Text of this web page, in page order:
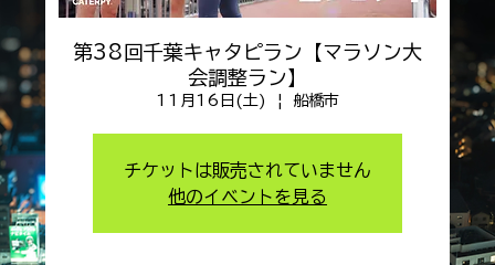
第38回千葉キャタピラン【マラソン大
会調整ラン】
11月16日(土)
  |
船橋市
チケットは販売されていません
他のイベントを見る